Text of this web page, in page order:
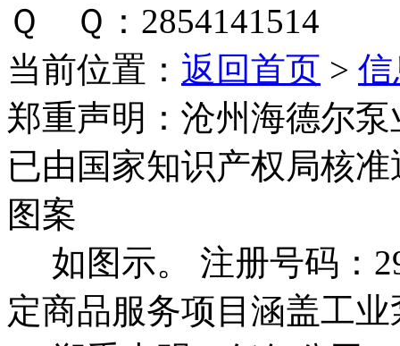
Ｑ Ｑ：2854141514
当前位置： 返回首页 >
郑重声明： 沧州海德尔
已由国家知识产权局核
图案
如图示。 注册号码：
定商品服务项目涵盖工